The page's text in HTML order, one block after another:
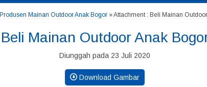
Produsen Mainan Outdoor Anak Bogor» Attachment : Beli Mainan
Beli Mainan Outdoor Anak
Diunggah pada 23 Juli 2020
Download Gambar